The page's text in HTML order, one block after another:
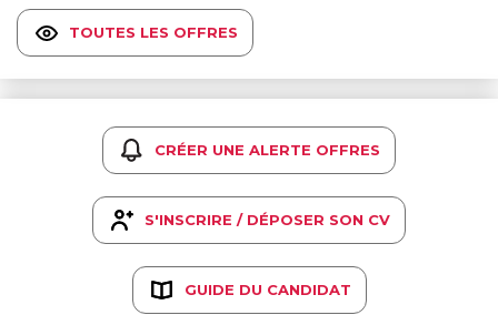
TOUTES LES OFFRES
CRÉER UNE ALERTE OFFRES
S'INSCRIRE / DÉPOSER SON CV
GUIDE DU CANDIDAT